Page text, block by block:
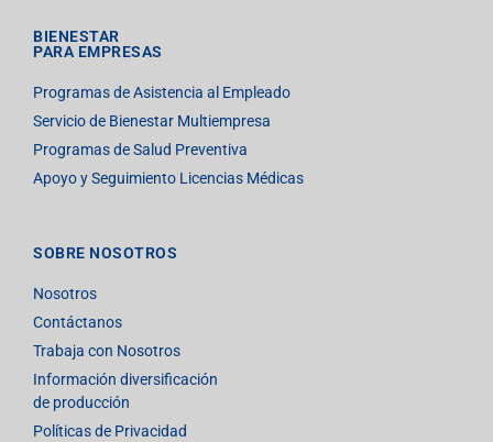
BIENESTAR
PARA EMPRESAS
Programas de Asistencia al Empleado
Servicio de Bienestar Multiempresa
Programas de Salud Preventiva
Apoyo y Seguimiento Licencias Médicas
SOBRE NOSOTROS
Nosotros
Contáctanos
Trabaja con Nosotros
Información diversificación
de producción
Políticas de Privacidad